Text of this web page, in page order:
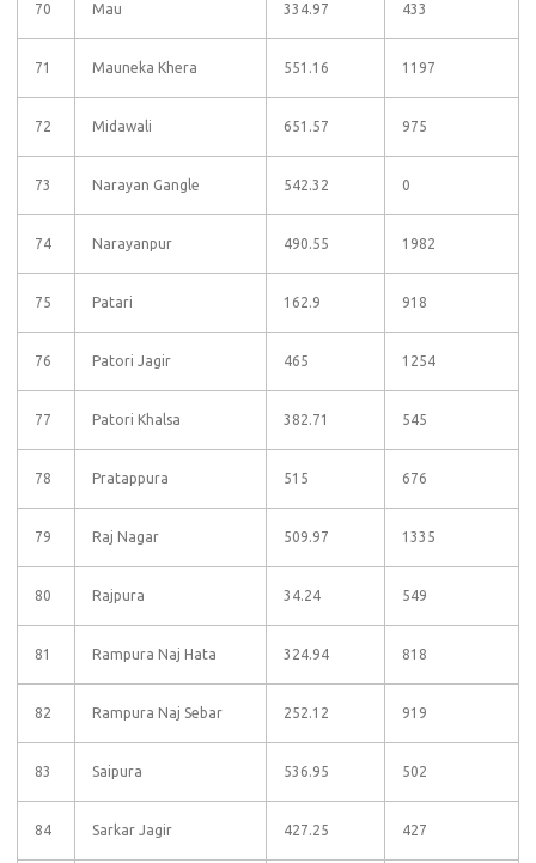
70 Mau 334.97 433
71 Mauneka Khera 551.16 1197
72 Midawali 651.57 975
73 Narayan Gangle 542.32 0
74 Narayanpur 490.55 1982
75 Patari 162.9 918
76 Patori Jagir 465 1254
77 Patori Khalsa 382.71 545
78 Pratappura 515 676
79 Raj Nagar 509.97 1335
80 Rajpura 34.24 549
81 Rampura Naj Hata 324.94 818
82 Rampura Naj Sebar 252.12 919
83 Saipura 536.95 502
84 Sarkar Jagir 427.25 427